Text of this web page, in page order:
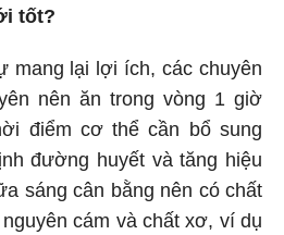
tốt?
mang lại lợi ích, các chuyên
nên ăn trong vòng 1 giờ
điểm cơ thể cần bổ sung
đường huyết và tăng hiệu
sáng cân bằng nên có chất
cám và chất xơ, ví dụ